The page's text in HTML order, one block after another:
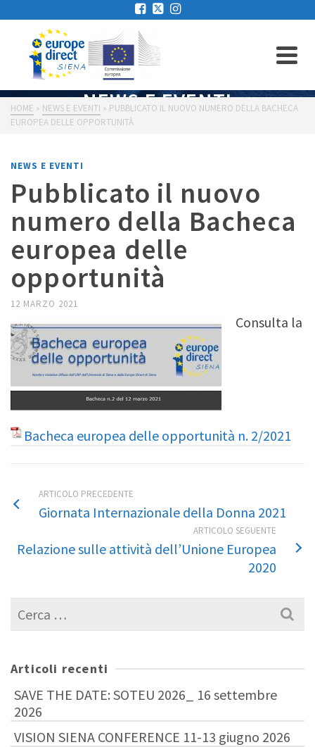
NEWS E EVENTI
HOME » NEWS E EVENTI » PUBBLICATO IL NUOVO NUMERO DELLA BACHECA
EUROPEA DELLE OPPORTUNITÀ
NEWS E EVENTI
Pubblicato il nuovo
numero della Bacheca
europea delle
opportunità
12 MARZO 2021
Consulta la
Bacheca europea delle opportunità n. 2/2021
ARTICOLO PRECEDENTE
Giornata Internazionale della Donna 2021
ARTICOLO SEGUENTE
Relazione sulle attività dell’Unione Europea
2020
Cerca
per:
Articoli recenti
SAVE THE DATE: SOTEU 2026_ 16 settembre
2026
VISION SIENA CONFERENCE 11-13 giugno 2026